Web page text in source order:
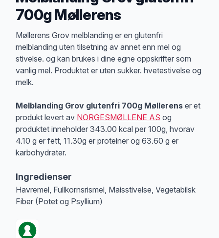
700g Møllerens
Produktbeskrivelse
Møllerens Grov melblanding er en glutenfri
melblanding uten tilsetning av annet enn mel og
stivelse. og kan brukes i dine egne oppskrifter som
vanlig mel. Produktet er uten sukker. hvetestivelse og
melk.
Melblanding Grov glutenfri 700g Møllerens er et
produkt levert av NORGESMØLLENE AS og
produktet inneholder 343.00 kcal per 100g, hvorav
4.10 g er fett, 11.30g er proteiner og 63.60 g er
karbohydrater.
Ingredienser
Havremel, Fullkornsrismel, Maisstivelse, Vegetabilsk
Fiber (Potet og Psyllium)